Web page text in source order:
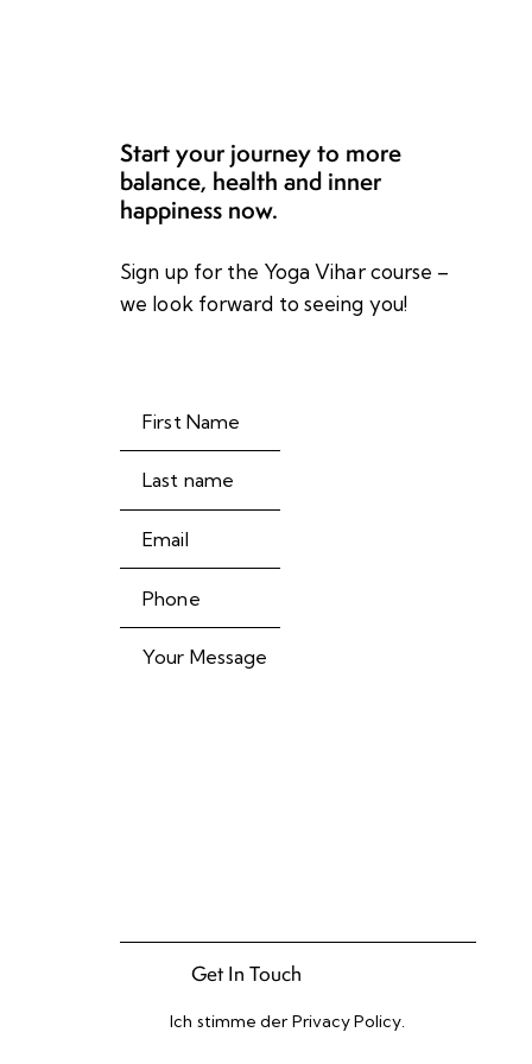
Start your journey to more
balance, health and inner
happiness now.
Sign up for the Yoga Vihar course –
we look forward to seeing you!
Ich stimme der Privacy Policy.